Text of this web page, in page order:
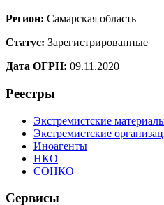
Регион: Самарская область
Статус: Зарегистрированные
Дата ОГРН: 09.11.2020
Реестры
Экстремистские
Экстремистские
Иноагенты
НКО
СОНКО
Сервисы